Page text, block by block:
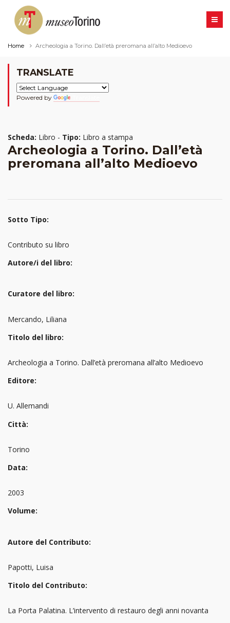
Home Archeologia a Torino. Dall’età preromana all’alto Medioevo
TRANSLATE
Powered by
Scheda: Libro - Tipo: Libro a stampa
Archeologia a Torino. Dall’età
preromana all’alto Medioevo
Sotto Tipo:
Contributo su libro
Autore/i del libro:
Curatore del libro:
Mercando, Liliana
Titolo del libro:
Archeologia a Torino. Dall’età preromana all’alto Medioevo
Editore:
U. Allemandi
Città:
Torino
Data:
2003
Volume:
Autore del Contributo:
Papotti, Luisa
Titolo del Contributo:
La Porta Palatina. L’intervento di restauro degli anni novanta